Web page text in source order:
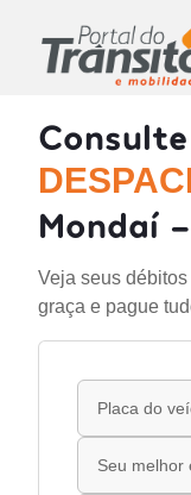
Mondaí
Veja seus
graça e pague